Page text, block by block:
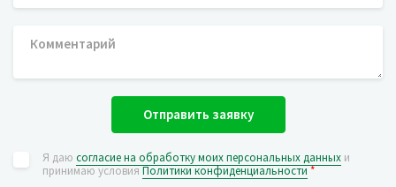
Отправить заявку
Я даю согласие на обработку моих персональных данных и
принимаю условияПолитики конфиденциальности*